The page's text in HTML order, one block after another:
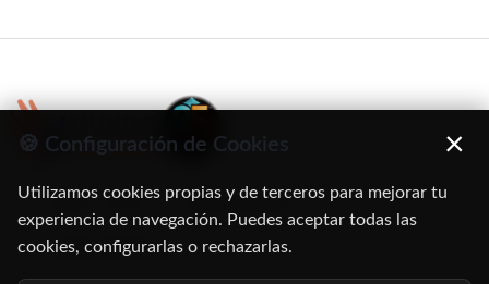
C/ Oruro, 11. 28016 Madrid
91 345 06 26
🍪 Configuración de Cookies ×
Utilizamos cookies propias y de terceros para mejorar tu
experiencia de navegación. Puedes aceptar todas las
cookies, configurarlas o rechazarlas.